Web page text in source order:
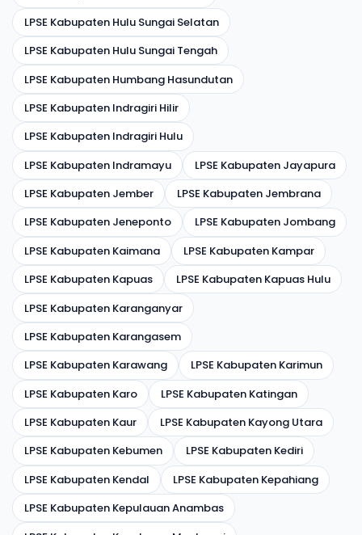
LPSE Kabupaten Hulu Sungai Selatan
LPSE Kabupaten Hulu Sungai Tengah
LPSE Kabupaten Humbang Hasundutan
LPSE Kabupaten Indragiri Hilir
LPSE Kabupaten Indragiri Hulu
LPSE Kabupaten Indramayu
LPSE Kabupaten Jayapura
LPSE Kabupaten Jember
LPSE Kabupaten Jembrana
LPSE Kabupaten Jeneponto
LPSE Kabupaten Jombang
LPSE Kabupaten Kaimana
LPSE Kabupaten Kampar
LPSE Kabupaten Kapuas
LPSE Kabupaten Kapuas Hulu
LPSE Kabupaten Karanganyar
LPSE Kabupaten Karangasem
LPSE Kabupaten Karawang
LPSE Kabupaten Karimun
LPSE Kabupaten Karo
LPSE Kabupaten Katingan
LPSE Kabupaten Kaur
LPSE Kabupaten Kayong Utara
LPSE Kabupaten Kebumen
LPSE Kabupaten Kediri
LPSE Kabupaten Kendal
LPSE Kabupaten Kepahiang
LPSE Kabupaten Kepulauan Anambas